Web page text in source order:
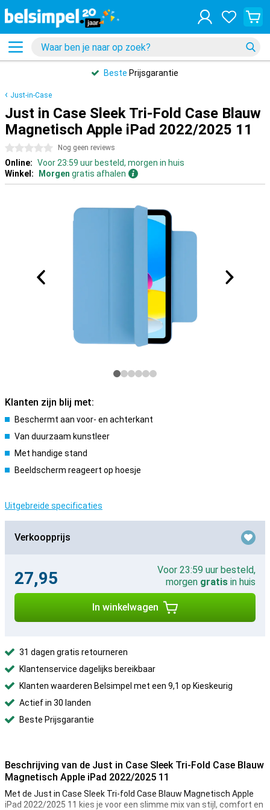
Beste Prijsgarantie
Just-in-Case
Just in Case Sleek Tri-Fold Case Blauw
Magnetisch Apple iPad 2022/2025 11
0 sterren Nog geen reviews
Online: Voor 23:59 uur besteld, morgen in huis
Winkel:
Morgen gratis afhalen
Klanten zijn blij met:
Beschermt aan voor- en achterkant
Van duurzaam kunstleer
Met handige stand
Beeldscherm reageert op hoesje
Uitgebreide specificaties
Verkoopprijs
27,95
Voor 23:59 uur besteld,
morgen gratis in huis
In winkelwagen
31 dagen gratis retourneren
Klantenservice dagelijks bereikbaar
Klanten waarderen Belsimpel met een 9,1 op Kieskeurig
Actief in 30 landen
Beste Prijsgarantie
Beschrijving van de Just in Case Sleek Tri-Fold Case Blauw
Magnetisch Apple iPad 2022/2025 11
Met de Just in Case Sleek Tri-fold Case Blauw Magnetisch Apple
iPad 2022/2025 11 kies je voor een slimme mix van stijl, comfort en